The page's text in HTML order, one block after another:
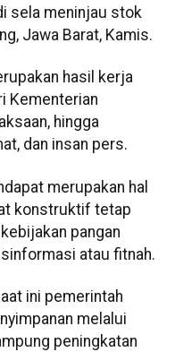
sela meninjau stok
Jawa Barat, Kamis.
hasil kerja
Kementerian
hingga
dan insan pers.
merupakan hal
konstruktif tetap
pangan
atau fitnah.
ini pemerintah
melalui
peningkatan